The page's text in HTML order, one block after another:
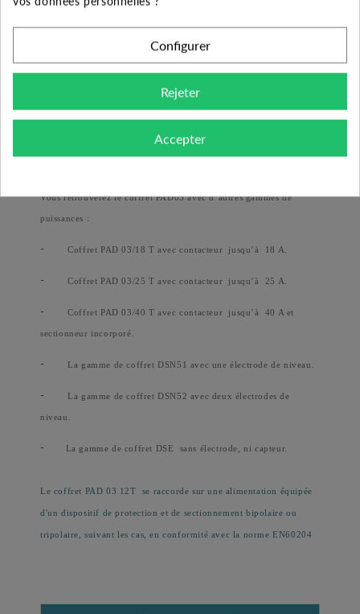
- Adapte automatiquement la temporisation pour permettre
forage de de retrouver une réserve d’eau suffisante avant de
redémarrer la pompe.
Une vraie protection électrique avec disjoncteur magnéto-
thermique Télémécanique de Schneider.
Vous retrouverez le coffret PAD03 avec d’autres gammes de
puissances :
- Coffret PAD 03/18 T avec contacteur jusqu’à 18 A.
- Coffret PAD 03/25 T avec contacteur jusqu’à 25 A.
- Coffret PAD 03/40 T avec contacteur jusqu’à 40 A et
sectionneur incorporé.
- La gamme de coffret DSN51 avec une électrode de niveau.
- La gamme de coffret DSN52 avec deux électrodes de
niveau.
- La gamme de coffret DSE sans électrode, ni capteur.
Le coffret PAD 03 12T se raccorde sur une alimentation équipée
d'un dispositif de protection et de sectionnement bipolaire ou
tripolaire, suivant les cas, en conformité avec la norme EN60204
Configurer
Rejeter
Accepter